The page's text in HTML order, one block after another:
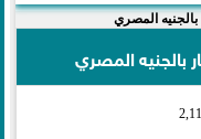
المصري
بالجنيه المصري